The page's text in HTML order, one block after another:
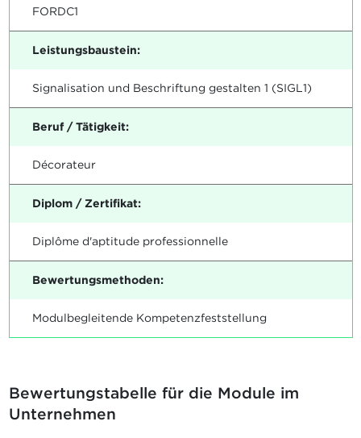
FORDC1
Leistungsbaustein:
Signalisation und Beschriftung gestalten 1 (SIGL1)
Beruf / Tätigkeit:
Décorateur
Diplom / Zertifikat:
Diplôme d'aptitude professionnelle
Bewertungsmethoden:
Modulbegleitende Kompetenzfeststellung
Bewertungstabelle für die Module im
Unternehmen